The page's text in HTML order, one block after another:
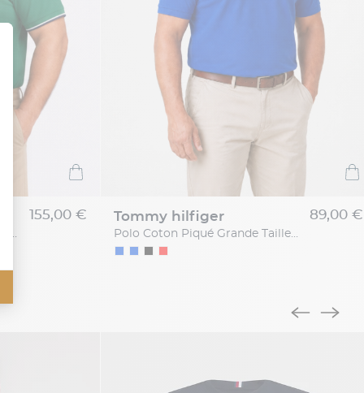
Polo Piqué Liserés Contrastés Grande Taille Vert
155,00 € tommy hilfiger
Polo Coton Piqué Grande Taille Bleu
89,00 €